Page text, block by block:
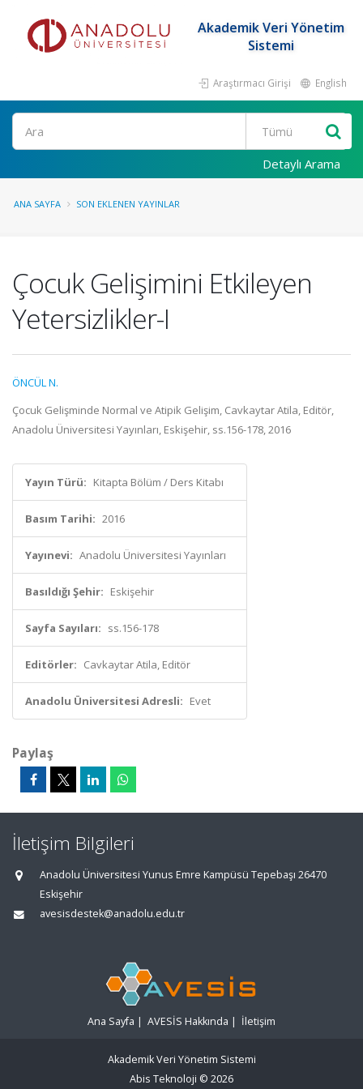
Akademik Veri Yönetim
Sistemi
Araştırmacı Girişi English
Ara
Detaylı Arama
ANA SAYFA SON EKLENEN YAYINLAR
Çocuk Gelişimini Etkileyen
Yetersizlikler-I
ÖNCÜL N.
Çocuk Gelişminde Normal ve Atipik Gelişim, Cavkaytar Atila, Editör,
Anadolu Üniversitesi Yayınları, Eskişehir, ss.156-178, 2016
Yayın Türü: Kitapta Bölüm / Ders Kitabı
Basım Tarihi: 2016
Yayınevi: Anadolu Üniversitesi Yayınları
Basıldığı Şehir: Eskişehir
Sayfa Sayıları: ss.156-178
Editörler: Cavkaytar Atila, Editör
Anadolu Üniversitesi Adresli: Evet
Paylaş
İletişim Bilgileri
Anadolu Üniversitesi Yunus Emre Kampüsü Tepebaşı 26470
Eskişehir
avesisdestek@anadolu.edu.tr
Ana Sayfa | AVESİS Hakkında | İletişim
Akademik Veri Yönetim Sistemi
Abis Teknoloji © 2026